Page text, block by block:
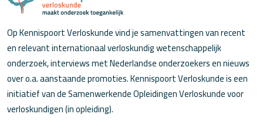
Op Kennispoort Verloskunde vind je samenvattingen van recent
en relevant internationaal verloskundig wetenschappelijk
onderzoek, interviews met Nederlandse onderzoekers en nieuws
over o.a. aanstaande promoties. Kennispoort Verloskunde is een
initiatief van de Samenwerkende Opleidingen Verloskunde voor
verloskundigen (in opleiding).